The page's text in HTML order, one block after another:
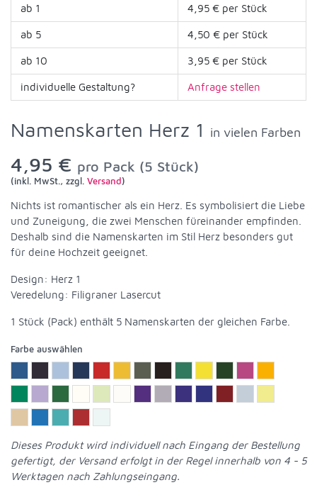
ab 1 4,95 € per Stück
ab 5 4,50 € per Stück
ab 10 3,95 € per Stück
individuelle Gestaltung? Anfrage stellen
Namenskarten Herz 1 in vielen Farben
4,95 € pro Pack (5 Stück)
(inkl. MwSt., zzgl. Versand)
Nichts ist romantischer als ein Herz. Es symbolisiert die Liebe
und Zuneigung, die zwei Menschen füreinander empfinden.
Deshalb sind die Namenskarten im Stil Herz besonders gut
für deine Hochzeit geeignet.
Design: Herz 1
Veredelung: Filigraner Lasercut
1 Stück (Pack) enthält 5 Namenskarten der gleichen Farbe.
Farbe auswählen
Dieses Produkt wird individuell nach Eingang der Bestellung
gefertigt, der Versand erfolgt in der Regel innerhalb von 4 - 5
Werktagen nach Zahlungseingang.